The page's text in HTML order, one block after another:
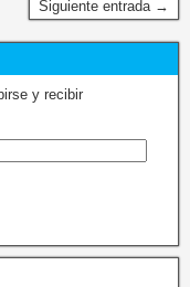
Siguiente entrada →
y recibir